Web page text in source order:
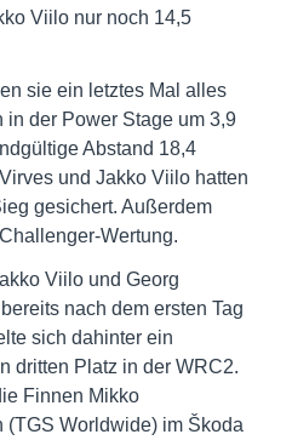
Viilo nur noch 14,5
sie ein letztes Mal alles
der Power Stage um 3,9
Abstand 18,4
und Jakko Viilo hatten
gesichert. Außerdem
Wertung.
Viilo und Georg
nach dem ersten Tag
sich dahinter ein
dritten Platz in der WRC2.
Finnen Mikko
(TGS Worldwide) im Škoda